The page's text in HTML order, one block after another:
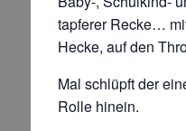
tapferer Recke…
Hecke, auf den
Mal schlüpft der
Rolle hinein.